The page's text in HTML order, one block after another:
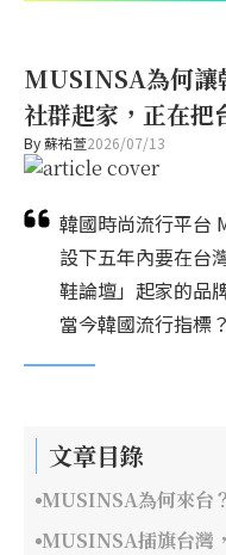
MUSINSA為何讓
社群起家，正在把
By蘇祐萱2026/07/13
韓國時尚流行平台
設下五年內要在台
鞋論壇」起家的品
當今韓國流行指標？
文章目錄
MUSINSA為何來台？
MUSINSA插旗台灣